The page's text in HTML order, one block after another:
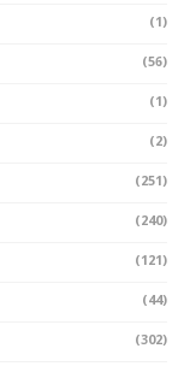
(1)
(56)
(1)
(2)
(251)
(240)
(121)
(44)
(302)